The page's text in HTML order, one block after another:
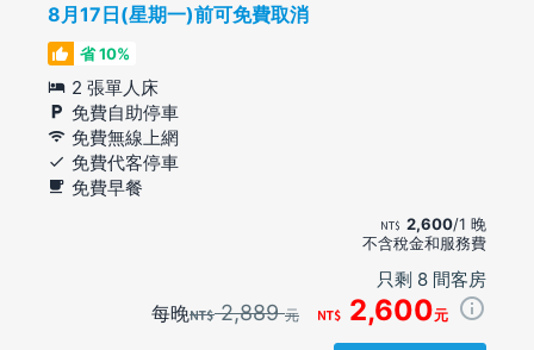
8月17日(星期一)前可免費取消
省 10%
2 張單人床
免費自助停車
免費無線上網
免費代客停車
免費早餐
2,600/1 晚
不含稅金和服務費
只剩 8 間客房
每晚 2,889元 2,600元